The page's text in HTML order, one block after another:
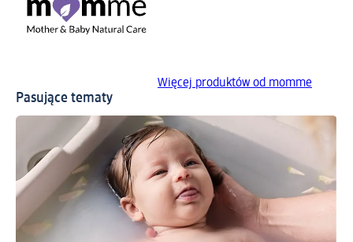
Więcej produktów od momme
Pasujące tematy